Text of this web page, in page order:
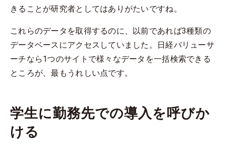
きることが研究者としてはありがたいですね。
これらのデータを取得するのに、以前であれば3種類の
データベースにアクセスしていました。日経バリューサ
ーチなら1つのサイトで様々なデータを一括検索できる
ところが、最もうれしい点です。
学生に勤務先での導入を呼びか
ける